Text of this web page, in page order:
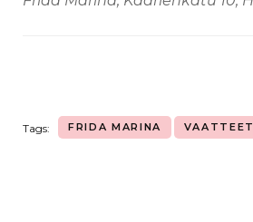
Tags: FRIDA MARINA VAATTEET